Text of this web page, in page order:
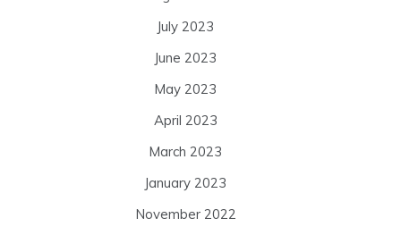
July 2023
June 2023
May 2023
April 2023
March 2023
January 2023
November 2022